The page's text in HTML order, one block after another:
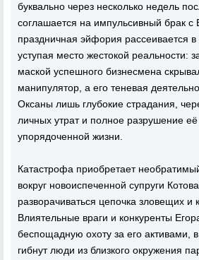
буквально через несколько недель
соглашается на импульсивный брак с
праздничная эйфория рассеивается в
уступая место жестокой реальности:
маской успешного бизнесмена
манипулятор, а его теневая
Оксаны лишь глубокие страдания,
личных утрат и полное разрушение
упорядоченной жизни.
Катастрофа приобретает
вокруг новоиспеченной супруги
разворачиваться цепочка зловещих и
Влиятельные враги и конкуренты
беспощадную охоту за его активами, в
гибнут люди из близкого окружения